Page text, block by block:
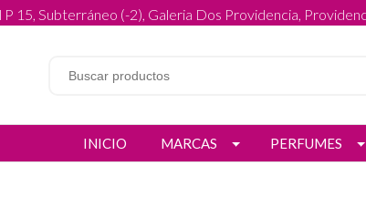
15, Subterráneo (-2), Galeria Dos Providencia,
INICIO MARCAS PERFUMES